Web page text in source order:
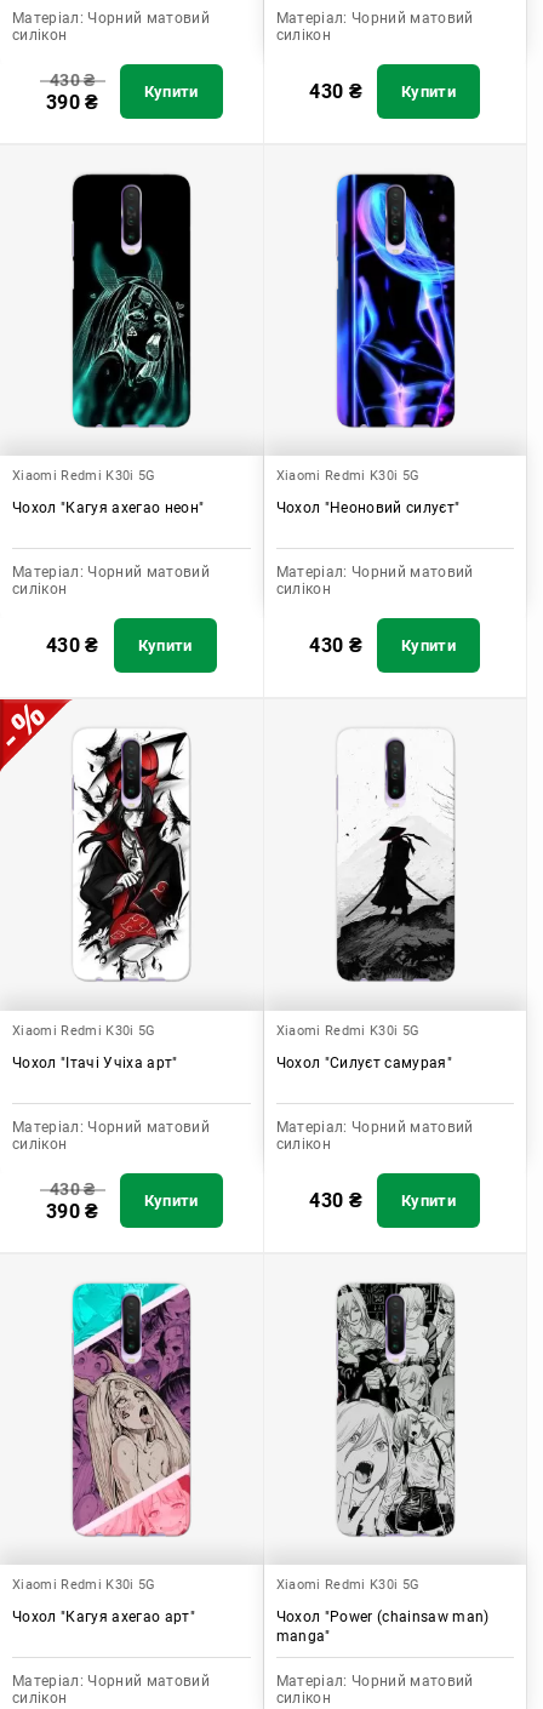
Матеріал: Чорний матовий
силікон
430₴
390₴ Купити
Матеріал: Чорний матовий
силікон
430 ₴ Купити
Xiaomi Redmi K30i 5G
Чохол "Кагуя ахегао неон"
Матеріал: Чорний матовий
силікон
430₴ Купити
Xiaomi Redmi K30i 5G
Чохол "Неоновий силуєт"
Матеріал: Чорний матовий
силікон
430 ₴ Купити
Xiaomi Redmi K30i 5G
Чохол "Ітачі Учіха арт"
Матеріал: Чорний матовий
силікон
430₴
390₴ Купити
Xiaomi Redmi K30i 5G
Чохол "Силуєт самурая"
Матеріал: Чорний матовий
силікон
430 ₴ Купити
Xiaomi Redmi K30i 5G
Чохол "Кагуя ахегао арт"
Матеріал: Чорний матовий
силікон
Xiaomi Redmi K30i 5G
Чохол "Power (chainsaw man)
manga"
Матеріал: Чорний матовий
силікон